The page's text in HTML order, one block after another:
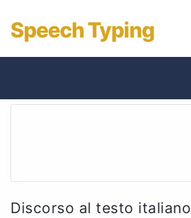
Speech Typing
Discorso al testo italiano